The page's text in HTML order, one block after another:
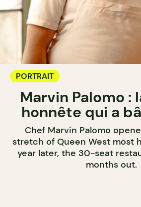
PORTRAIT
Marvin Palomo :
honnête qui a
Chef Marvin Palomo
stretch of Queen West most
year later, the 30-seat
months out.